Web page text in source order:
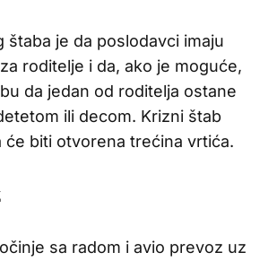
štaba je da poslodavci imaju
roditelje i da, ako je moguće,
da jedan od roditelja ostane
ili decom. Krizni štab
će biti otvorena trećina vrtića.
sa radom i avio prevoz uz